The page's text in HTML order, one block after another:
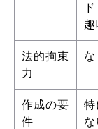
法的拘束
力
な
作成の要
件
特
な